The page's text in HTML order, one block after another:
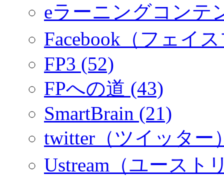
eラーニングコンテ
Facebook（フェイ
FP3 (52)
FPへの道 (43)
SmartBrain (21)
twitter（ツイッター
Ustream（ユースト